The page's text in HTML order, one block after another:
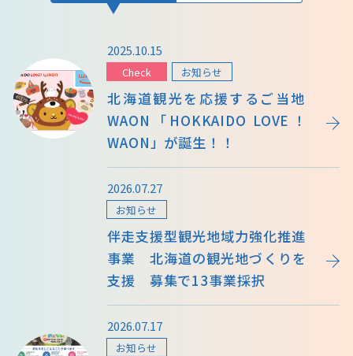
北海道観光を応援するご当地
WAON「HOKKAIDO LOVE！
WAON」が誕生！！
2025.10.15
Check お知らせ
伴走支援型観光地域力強化推進
事業 北海道の観光地づくりを
支援 募集で13事業採択
2026.07.27
お知らせ
2026.07.17
お知らせ